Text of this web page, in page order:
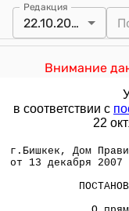
Редакция
22.10.2018
Внимание